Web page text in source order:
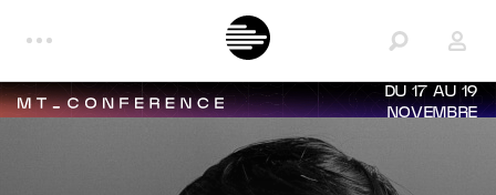
DU 17 AU 19
NOVEMBRE